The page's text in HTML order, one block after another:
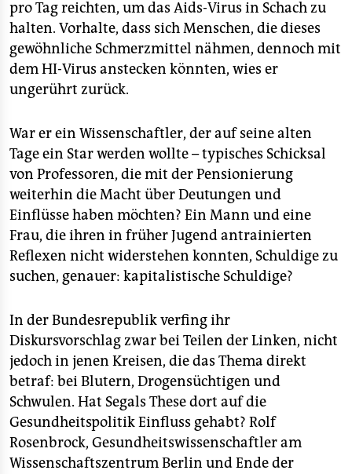
pro Tag reichten, um das Aids-Virus in Schach zu
halten. Vorhalte, dass sich Menschen, die dieses
gewöhnliche Schmerzmittel nähmen, dennoch mit
dem HI-Virus anstecken könnten, wies er
ungerührt zurück.
War er ein Wissenschaftler, der auf seine alten
Tage ein Star werden wollte – typisches Schicksal
von Professoren, die mit der Pensionierung
weiterhin die Macht über Deutungen und
Einflüsse haben möchten? Ein Mann und eine
Frau, die ihren in früher Jugend antrainierten
Reflexen nicht widerstehen konnten, Schuldige zu
suchen, genauer: kapitalistische Schuldige?
In der Bundesrepublik verfing ihr
Diskursvorschlag zwar bei Teilen der Linken, nicht
jedoch in jenen Kreisen, die das Thema direkt
betraf: bei Blutern, Drogensüchtigen und
Schwulen. Hat Segals These dort auf die
Gesundheitspolitik Einfluss gehabt? Rolf
Rosenbrock, Gesundheitswissenschaftler am
Wissenschaftszentrum Berlin und Ende der